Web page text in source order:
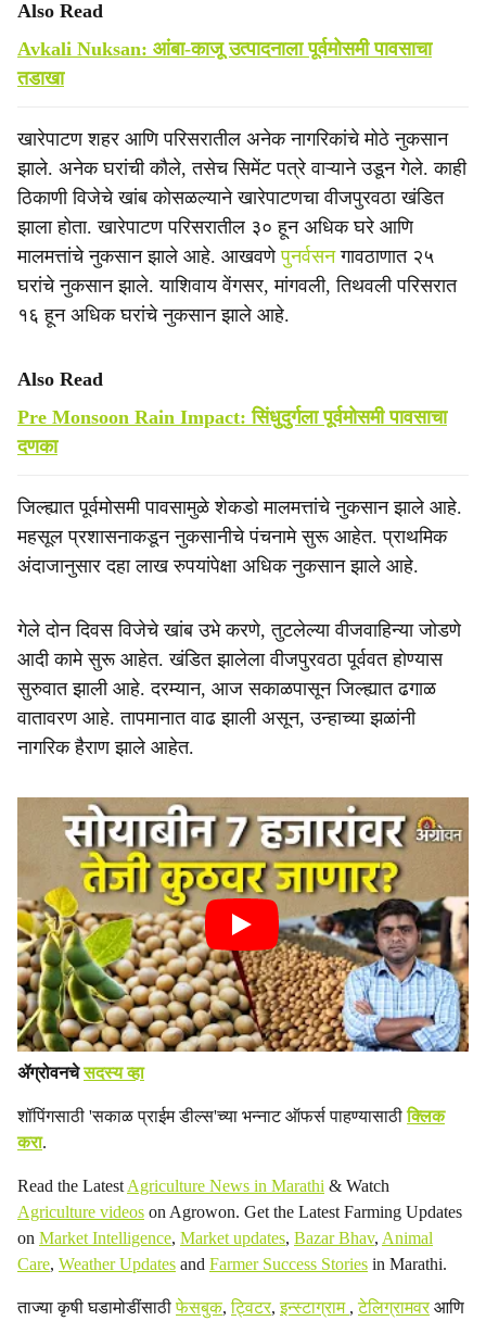
Also Read
Avkali Nuksan: आंबा-काजू उत्पादनाला पूर्वमोसमी पावसाचा
तडाखा
खारेपाटण शहर आणि परिसरातील अनेक नागरिकांचे मोठे नुकसान
झाले. अनेक घरांची कौले, तसेच सिमेंट पत्रे वाऱ्याने उडून गेले. काही
ठिकाणी विजेचे खांब कोसळल्याने खारेपाटणचा वीजपुरवठा खंडित
झाला होता. खारेपाटण परिसरातील ३० हून अधिक घरे आणि
मालमत्तांचे नुकसान झाले आहे. आखवणेपुनर्वसनगावठाणात २५
घरांचे नुकसान झाले. याशिवाय वेंगसर, मांगवली, तिथवली परिसरात
१६ हून अधिक घरांचे नुकसान झाले आहे.
Also Read
Pre Monsoon Rain Impact: सिंधुदुर्गला पूर्वमोसमी पावसाचा
दणका
जिल्ह्यात पूर्वमोसमी पावसामुळे शेकडो मालमत्तांचे नुकसान झाले आहे.
महसूल प्रशासनाकडून नुकसानीचे पंचनामे सुरू आहेत. प्राथमिक
अंदाजानुसार दहा लाख रुपयांपेक्षा अधिक नुकसान झाले आहे.
गेले दोन दिवस विजेचे खांब उभे करणे, तुटलेल्या वीजवाहिन्या जोडणे
आदी कामे सुरू आहेत. खंडित झालेला वीजपुरवठा पूर्ववत होण्यास
सुरुवात झाली आहे. दरम्यान, आज सकाळपासून जिल्ह्यात ढगाळ
वातावरण आहे. तापमानात वाढ झाली असून, उन्हाच्या झळांनी
नागरिक हैराण झाले आहेत.
ॲग्रोवनचेसदस्य व्हा
शॉपिंगसाठी 'सकाळ प्राईम डील्स'च्या भन्नाट ऑफर्स पाहण्यासाठीक्लिक
करा.
Read the Latest Agriculture News in Marathi & Watch
Agriculture videos on Agrowon. Get the Latest Farming Updates
on Market Intelligence, Market updates, Bazar Bhav, Animal
Care, Weather Updates and Farmer Success Stories in Marathi.
ताज्या कृषी घडामोडींसाठीफेसबुक,ट्विटर,इन्स्टाग्राम ,टेलिग्रामवरआणि